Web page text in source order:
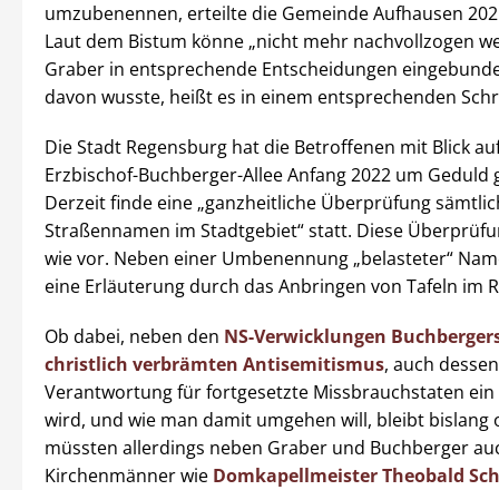
umzubenennen, erteilte die Gemeinde Aufhausen
Laut dem Bistum könne „nicht mehr nachvollzogen
Graber in entsprechende Entscheidungen
davon wusste, heißt es in einem entsprechenden
Die Stadt Regensburg hat die Betroffenen mit Blick
Erzbischof-Buchberger-Allee Anfang 2022 um Geduld
Derzeit finde eine „ganzheitliche Überprüfung
Straßennamen im Stadtgebiet“ statt. Diese
wie vor. Neben einer Umbenennung „belasteter“
eine Erläuterung durch das Anbringen von Tafeln im
Ob dabei, neben den NS-Verwicklungen
christlich verbrämten Antisemitismus, auch dessen
Verantwortung für fortgesetzte Missbrauchstaten ein
wird, und wie man damit umgehen will, bleibt bislang
müssten allerdings neben Graber und Buchberger
Kirchenmänner wie Domkapellmeister Theobald